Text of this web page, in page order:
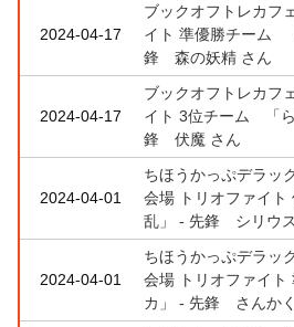
2024-04-17
ブックオフトレカフ
イト 準優勝チーム
鋒 森の妖精 さん
2024-04-17
ブックオフトレカフ
イト 3位チーム 「
鋒 伏魔 さん
2024-04-01
ちほうかっぷデラッ
会場 トリオファイ
乱」 - 先鋒 シリウ
2024-04-01
ちほうかっぷデラッ
会場 トリオファイ
カ」 - 先鋒 さんか